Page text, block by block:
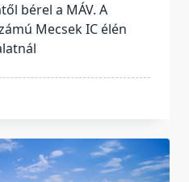
bérel a MÁV. A
Mecsek IC élén